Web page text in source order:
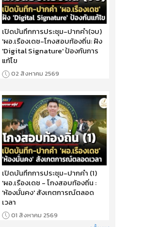
เปิดบันทึกการประชุม-ปากคำ(จบ)
'ผอ.เรืองเดช-โกงสอบท้องถิ่น: ฝัง
'Digital Signature' ป้องกันการ
แก้ไข
02 สิงหาคม 2569
เปิดบันทึกการประชุม-ปากคำ (1)
'ผอ.เรืองเดช - โกงสอบท้องถิ่น :
'ห้องมั่นคง' สังเกตการณ์ตลอด
เวลา
01 สิงหาคม 2569